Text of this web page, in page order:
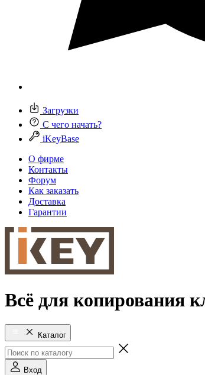
Загрузки
С чего начать?
iKeyBase
О фирме
Контакты
Форум
Как заказать
Доставка
Гарантии
Всё для копирования
Каталог
Вход